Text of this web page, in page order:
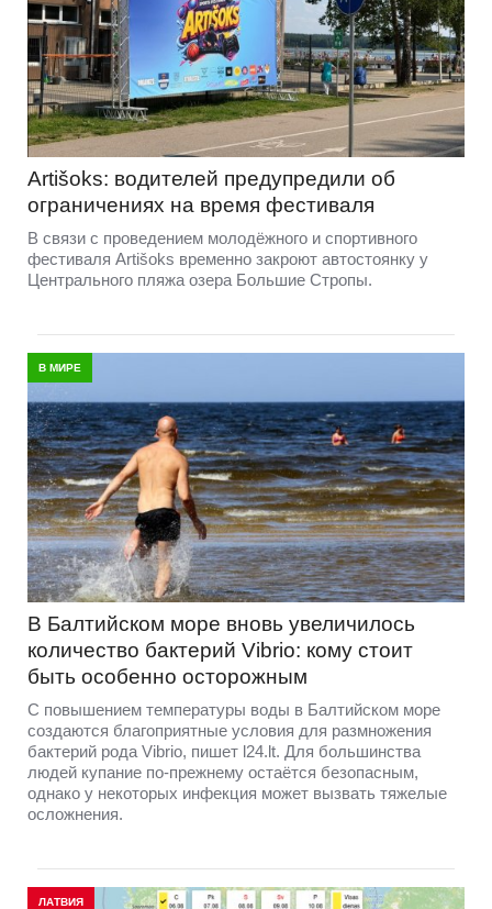
Artišoks: водителей предупредили об
ограничениях на время фестиваля
В связи с проведением молодёжного и спортивного
фестиваля Artišoks временно закроют автостоянку у
Центрального пляжа озера Большие Стропы.
В МИРЕ
В Балтийском море вновь увеличилось
количество бактерий Vibrio: кому стоит
быть особенно осторожным
С повышением температуры воды в Балтийском море
создаются благоприятные условия для размножения
бактерий рода Vibrio, пишет l24.lt. Для большинства
людей купание по-прежнему остаётся безопасным,
однако у некоторых инфекция может вызвать тяжелые
осложнения.
ЛАТВИЯ